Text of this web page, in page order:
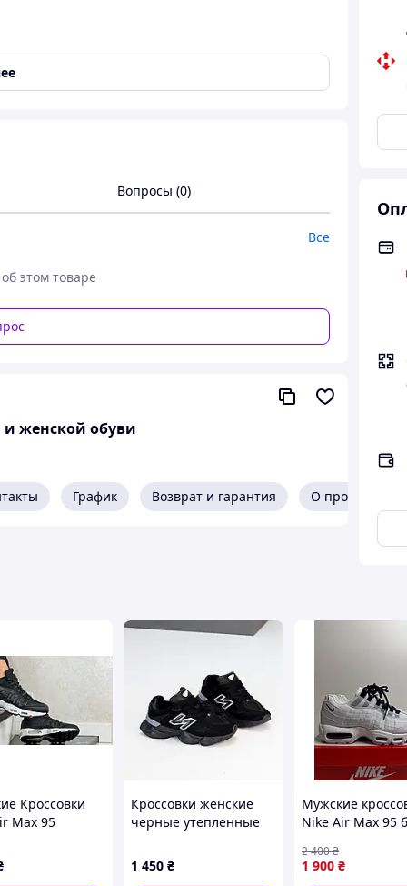
массивные летние кроссовки для
36-41!
получении)
41
внешний вид!
Вопросы (0)
Все
этом товаре
женской обуви
График Возврат и гарантия О продавце
Кроссовки
Max 95
Кроссовки женские
черные утепленные
1 450 ₴
Мужские
Nike Air Max 95
1 900 ₴
2 400₴